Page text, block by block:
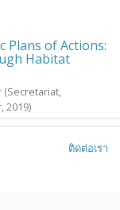
Plans of Actions:
Habitat
(Secretariat,
2019)
ติดต่อเรา